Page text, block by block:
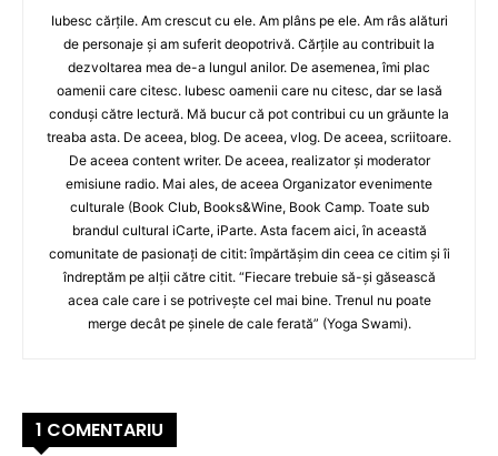
Iubesc cărțile. Am crescut cu ele. Am plâns pe ele. Am râs alături
de personaje și am suferit deopotrivă. Cărțile au contribuit la
dezvoltarea mea de-a lungul anilor. De asemenea, îmi plac
oamenii care citesc. Iubesc oamenii care nu citesc, dar se lasă
conduși către lectură. Mă bucur că pot contribui cu un grăunte la
treaba asta. De aceea, blog. De aceea, vlog. De aceea, scriitoare.
De aceea content writer. De aceea, realizator și moderator
emisiune radio. Mai ales, de aceea Organizator evenimente
culturale (Book Club, Books&Wine, Book Camp. Toate sub
brandul cultural iCarte, iParte. Asta facem aici, în această
comunitate de pasionați de citit: împărtășim din ceea ce citim și îi
îndreptăm pe alții către citit. “Fiecare trebuie să-și găsească
acea cale care i se potrivește cel mai bine. Trenul nu poate
merge decât pe șinele de cale ferată” (Yoga Swami).
1 COMENTARIU